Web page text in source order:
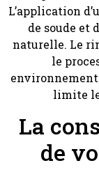
L’application
de soude et
naturelle. Le
le
limite
La
de